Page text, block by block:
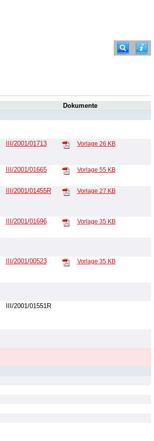
Dokumente
III/2001/01713 Vorlage 26 KB
III/2001/01665 Vorlage 55 KB
III/2001/01455R Vorlage 27 KB
III/2001/01696 Vorlage 35 KB
III/2001/00523 Vorlage 35 KB
III/2001/01551R